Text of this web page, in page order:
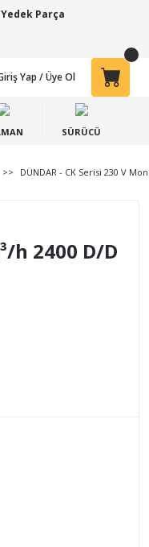
Yedek Parça
Yap /Üye Ol
SÜRÜCÜ
DÜNDAR - CK Serisi 230 V
h 2400 D/D